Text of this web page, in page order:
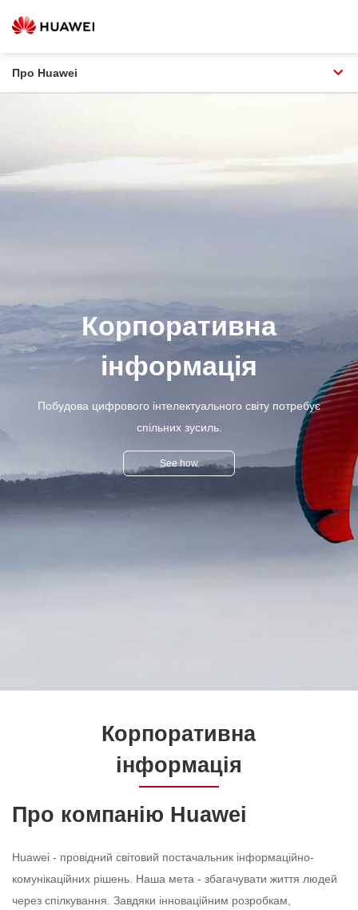
Про Huawei
Корпоративна
інформація
Побудова цифрового інтелектуального світу потребує
спільних зусиль.
See how
Корпоративна
інформація
Про компанію Huawei
Huawei - провідний світовий постачальник інформаційно-
комунікаційних рішень. Наша мета - збагачувати життя людей
через спілкування. Завдяки інноваційним розробкам,